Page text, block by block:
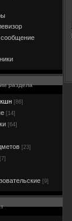
раздела
[86]
[14]
[64]
[23]
[7]
[9]